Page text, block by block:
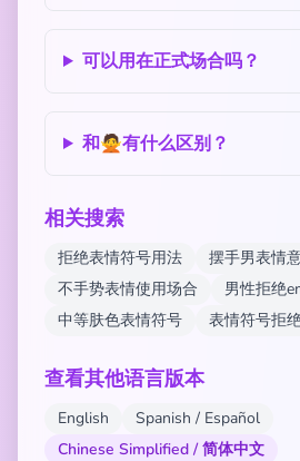
可以用在正式场合吗？
和🙅有什么区别？
相关搜索
拒绝表情符号用法
摆手男表情
不手势表情使用场合
男性拒绝
中等肤色表情符号
表情符号拒
查看其他语言版本
English
Spanish / Español
Chinese Simplified / 简体中文